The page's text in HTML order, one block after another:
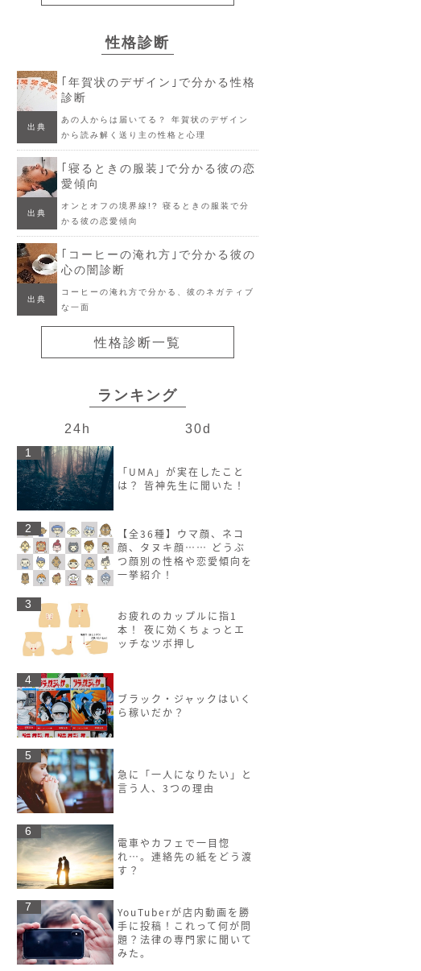
性格診断
｢年賀状のデザイン｣で分かる性格
診断
出典
あの人からは届いてる？ 年賀状のデザイン
から読み解く送り主の性格と心理
｢寝るときの服装｣で分かる彼の恋
愛傾向
出典
オンとオフの境界線!? 寝るときの服装で分
かる彼の恋愛傾向
｢コーヒーの淹れ方｣で分かる彼の
心の闇診断
出典
コーヒーの淹れ方で分かる、彼のネガティブ
な一面
性格診断一覧
ランキング
24h 30d
1
「UMA」が実在したこと
は？ 皆神先生に聞いた！
2
【全36種】ウマ顔、ネコ
顔、タヌキ顔…… どうぶ
つ顔別の性格や恋愛傾向を
一挙紹介！
3
お疲れのカップルに指1
本！ 夜に効くちょっとエ
ッチなツボ押し
4
ブラック・ジャックはいく
ら稼いだか？
5
急に「一人になりたい」と
言う人、3つの理由
6
電車やカフェで一目惚
れ…。連絡先の紙をどう渡
す？
7
YouTuberが店内動画を勝
手に投稿！これって何が問
題？法律の専門家に聞いて
みた。